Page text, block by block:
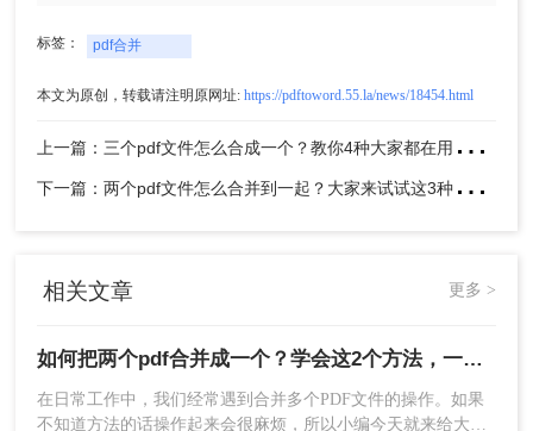
5、这样两个PDF文件就合并成一个文件了，非常的
方便。如果你也面临PDF文件过多，需要合并的情
在线PDF合并工具无需安装，只需在浏览器中输入
网址即可使用。这些工具提供了简洁的界面和直观
标签： pdf合并
本文为原创，转载请注明原网址: https://pdftoword.55.la/news/18454.html
上
一篇：三个pdf文件怎么合成一个？教你4种大家都在用方法！
下
一篇：两个pdf文件怎么合并到一起？大家来试试这3种方法吧！
相关文章 更多 >
如何把两个pdf合并成一个？学会这2个方法，一分钟就能搞定，太好用了！
在日常工作中，我们经常遇到合并多个PDF文件的操作。如果
不知道方法的话操作起来会很麻烦，所以小编今天就来给大家